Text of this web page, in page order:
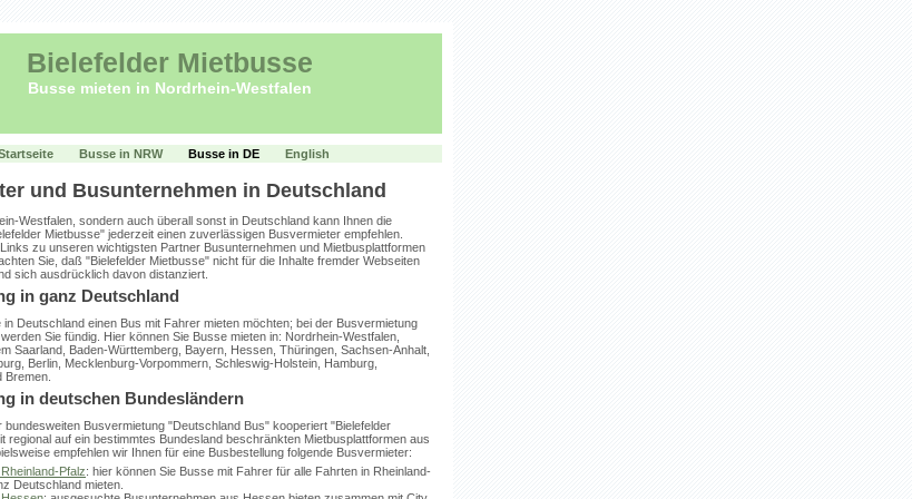
Bielefelder Mietbusse
Busse mieten in Nordrhein-Westfalen
Busse in NRW Busse in DE English
und Busunternehmen in Deutschland
Westfalen, sondern auch überall sonst in Deutschland kann Ihnen die
Mietbusse" jederzeit einen zuverlässigen Busvermieter empfehlen.
zu unseren wichtigsten Partner Busunternehmen und Mietbusplattformen
Sie, daß "Bielefelder Mietbusse" nicht für die Inhalte fremder Webseiten
sich ausdrücklich davon distanziert.
in ganz Deutschland
in Deutschland einen Bus mit Fahrer mieten möchten; bei der Busvermietung
Sie fündig. Hier können Sie Busse mieten in: Nordrhein-Westfalen,
Saarland, Baden-Württemberg, Bayern, Hessen, Thüringen, Sachsen-Anhalt,
Berlin, Mecklenburg-Vorpommern, Schleswig-Holstein, Hamburg,
Bremen.
in deutschen Bundesländern
bundesweiten Busvermietung "Deutschland Bus" kooperiert "Bielefelder
regional auf ein bestimmtes Bundesland beschränkten Mietbusplattformen aus
empfehlen wir Ihnen für eine Busbestellung folgende Busvermieter:
Pfalz: hier können Sie Busse mit Fahrer für alle Fahrten in Rheinland-
Deutschland mieten.